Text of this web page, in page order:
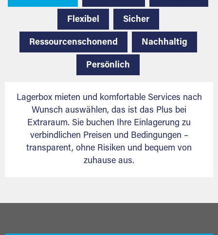
Flexibel Sicher
Ressourcenschonend Nachhaltig
Persönlich
Lagerbox mieten und komfortable Services nach
Wunsch auswählen, das ist das Plus bei
Extraraum. Sie buchen Ihre Einlagerung zu
verbindlichen Preisen und Bedingungen –
transparent, ohne Risiken und bequem von
zuhause aus.